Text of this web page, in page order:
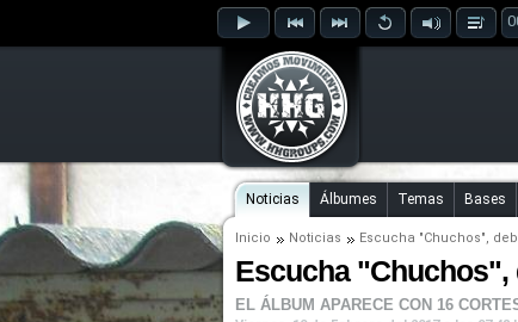
Noticias Álbumes Temas Bases
Inicio Noticias Escucha "Chuchos",
Escucha "Chuchos",
EL ÁLBUM APARECE CON 16